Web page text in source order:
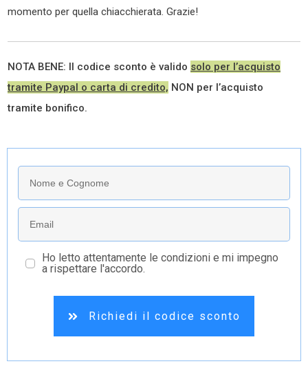
momento per quella chiacchierata. Grazie!
NOTA BENE: Il codice sconto è valido solo per l’acquisto
tramite Paypal o carta di credito, NON per l’acquisto
tramite bonifico.
Ho letto attentamente le condizioni e mi impegno
a rispettare l'accordo.
Richiedi il codice sconto